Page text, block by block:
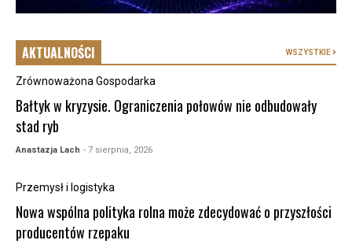
AKTUALNOŚCI WSZYSTKIE
Zrównoważona Gospodarka
Bałtyk w kryzysie. Ograniczenia połowów nie odbudowały
stad ryb
Anastazja Lach - 7 sierpnia, 2026
Przemysł i logistyka
Nowa wspólna polityka rolna może zdecydować o przyszłości
producentów rzepaku